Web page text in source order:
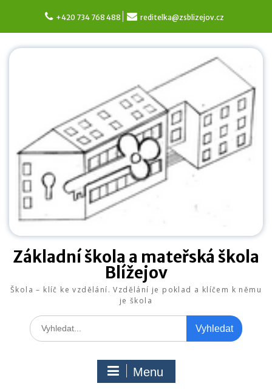
content
+420 734 768 488 reditelka@zsblizejov.cz
Základní škola a mateřská škola
Blížejov
Škola – klíč ke vzdělání. Vzdělání je poklad a klíčem k němu
je škola
Search
for:
Menu